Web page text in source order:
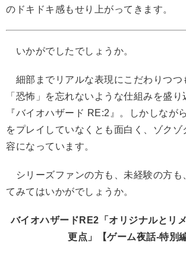
のドキドキ感もせり上がってきます。
いかがでしたでしょうか。
細部までリアルな表現にこだわりつつ
「恐怖」を忘れないような仕組みを盛り
『バイオハザード RE:2』。しかしなが
をプレイしていなくとも面白く、ゾクゾ
容になっています。
シリーズファンの方も、未経験の方も
てみてはいかがでしょうか。
バイオハザードRE2「オリジナルとリ
更点」【ゲーム夜話-特別編